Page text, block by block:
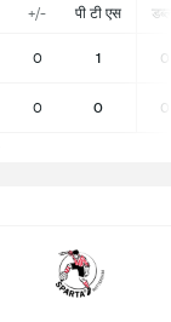
+/- पी टी एस
0 1 0
0 0 0